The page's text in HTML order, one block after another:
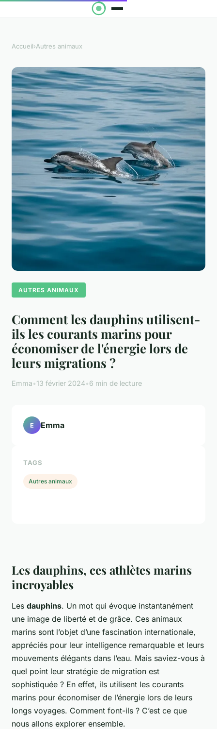
Accueil›Autres animaux
AUTRES ANIMAUX
Comment les dauphins utilisent-
ils les courants marins pour
économiser de l'énergie lors de
leurs migrations ?
Emma•13 février 2024•6 min de lecture
Les dauphins, ces athlètes marins
incroyables
Les dauphins. Un mot qui évoque instantanément
une image de liberté et de grâce. Ces animaux
marins sont l’objet d’une fascination internationale,
appréciés pour leur intelligence remarquable et leurs
mouvements élégants dans l’eau. Mais saviez-vous à
quel point leur stratégie de migration est
sophistiquée ? En effet, ils utilisent les courants
marins pour économiser de l’énergie lors de leurs
longs voyages. Comment font-ils ? C’est ce que
nous allons explorer ensemble.
E Emma
TAGS
Autres animaux